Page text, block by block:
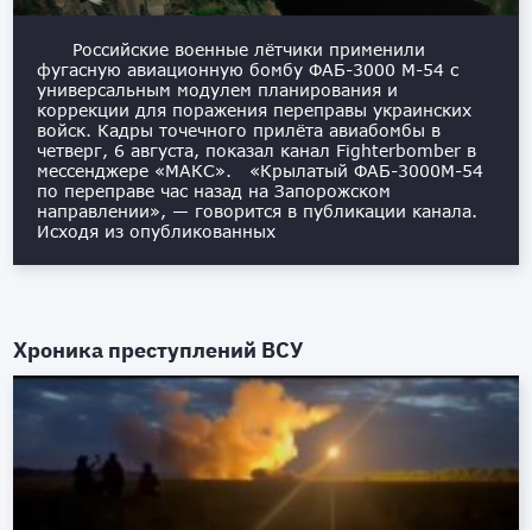
Российские военные лётчики применили
фугасную авиационную бомбу ФАБ-3000 М-54 с
универсальным модулем планирования и
коррекции для поражения переправы украинских
войск. Кадры точечного прилёта авиабомбы в
четверг, 6 августа, показал канал Fighterbomber в
мессенджере «МАКС». «Крылатый ФАБ-3000М-54
по переправе час назад на Запорожском
направлении», — говорится в публикации канала.
Исходя из опубликованных
Хроника преступлений ВСУ